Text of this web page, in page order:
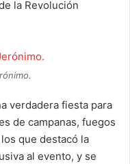
la Revolución
verdadera fiesta para
de campanas, fuegos
que destacó la
al evento, y se